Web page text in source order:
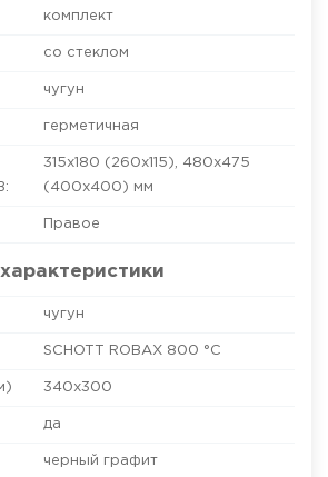
комплект
со стеклом
чугун
герметичная
315х180 (260х115)
480x475
(400x400) мм
Правое
чугун
SCHOTT ROBAX 800 °C
340х300
да
черный графит